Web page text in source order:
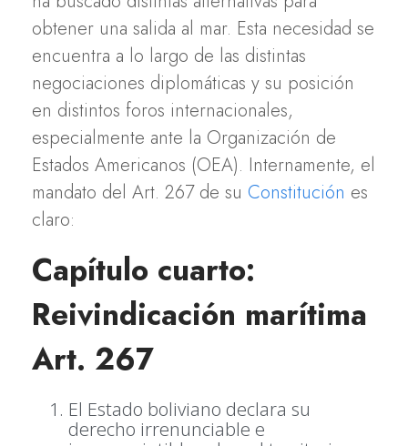
obtener una salida al mar. Esta necesidad se
encuentra a lo largo de las distintas
negociaciones diplomáticas y su posición
en distintos foros internacionales,
especialmente ante la Organización de
Estados Americanos (OEA). Internamente, el
mandato del Art. 267 de su Constitución es
claro:
Capítulo cuarto:
Reivindicación marítima
Art. 267
El Estado boliviano declara su
derecho irrenunciable e